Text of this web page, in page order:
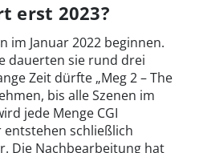
erst 2023?
im Januar 2022 beginnen.
dauerten sie rund drei
Zeit dürfte „Meg 2 – The
bis alle Szenen im
jede Menge CGI
schließlich
Die Nachbearbeitung hat